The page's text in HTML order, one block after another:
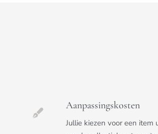
Aanpassingskosten
Jullie kiezen voor een